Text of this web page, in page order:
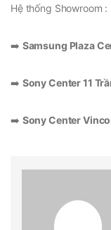
Hệ thống Showroom :
➡️ Samsung Plaza
➡️ Sony Center 11
➡️ Sony Center